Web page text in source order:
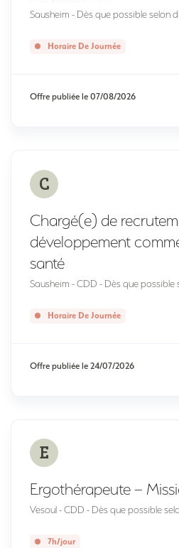
Sausheim - Dès que possible selon
Horaire De Journée
Offre publiée le07/08/2026
C
Chargé(e) de
développement
santé
Sausheim - CDD - Dès que possible
Horaire De Journée
Offre publiée le24/07/2026
E
Ergothérapeute –
Vesoul - CDD - Dès que possible
7h/jour